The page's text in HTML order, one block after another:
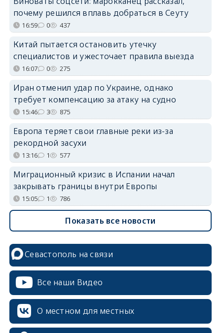
почему решился вплавь добраться в Сеуту
16:59 0 437
Китай пытается остановить утечку
специалистов и ужесточает правила выезда
16:07 0 275
Иран отменил удар по Украине, однако
требует компенсацию за атаку на судно
15:46 3 875
Европа теряет свои главные реки из-за
рекордной засухи
13:16 1 577
Миграционный кризис в Испании начал
закрывать границы внутри Европы
15:05 1 786
Показать все новости
Севастополь на связи
Все наши Видео
О местном для местных